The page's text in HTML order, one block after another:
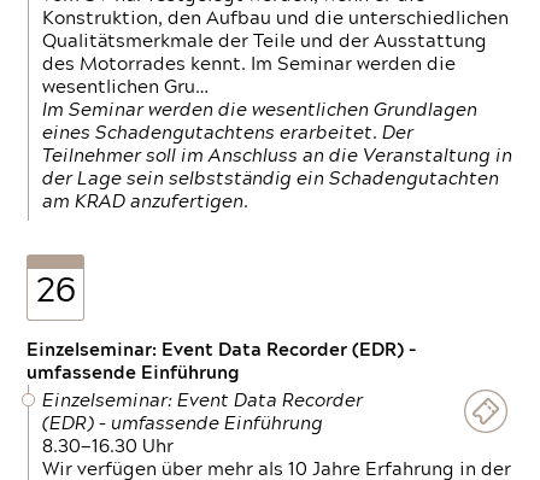
Konstruktion, den Aufbau und die unterschiedlichen
Qualitätsmerkmale der Teile und der Ausstattung
des Motorrades kennt. Im Seminar werden die
wesentlichen Gru…
Im Seminar werden die wesentlichen Grundlagen
eines Schadengutachtens erarbeitet. Der
Teilnehmer soll im Anschluss an die Veranstaltung in
der Lage sein selbstständig ein Schadengutachten
am KRAD anzufertigen.
26
Einzelseminar: Event Data Recorder (EDR) –
umfassende Einführung
Einzelseminar: Event Data Recorder
(EDR) – umfassende Einführung
8.30—16.30 Uhr
Wir verfügen über mehr als 10 Jahre Erfahrung in der